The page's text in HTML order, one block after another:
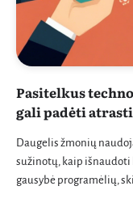
Pasitelkus
gali padėti
Daugelis žmonių
sužinotų, kaip išnaudoti
gausybė programėlių,